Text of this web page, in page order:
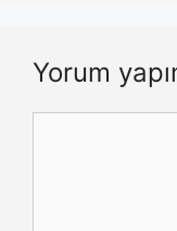
Yorum